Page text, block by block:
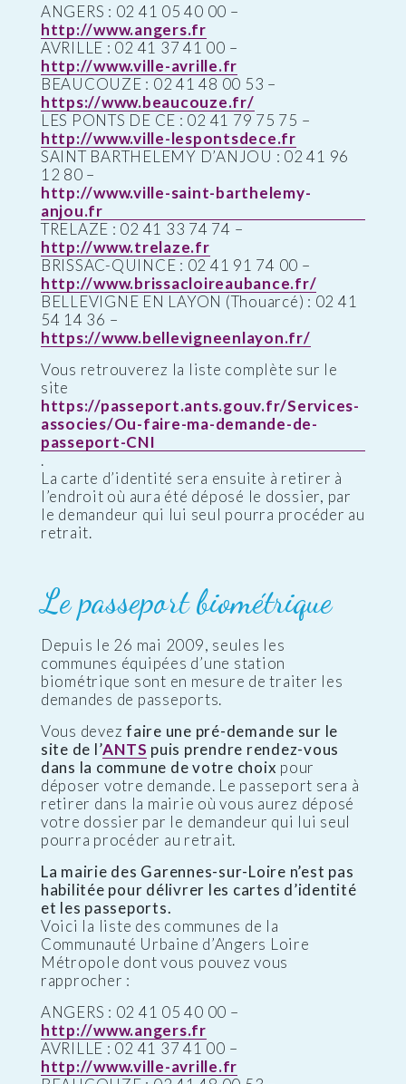
ANGERS : 02 41 05 40 00 –
http://www.angers.fr
AVRILLE : 02 41 37 41 00 –
http://www.ville-avrille.fr
BEAUCOUZE : 02 41 48 00 53 –
https://www.beaucouze.fr/
LES PONTS DE CE : 02 41 79 75 75 –
http://www.ville-lespontsdece.fr
SAINT BARTHELEMY D’ANJOU : 02 41 96
12 80 –
http://www.ville-saint-barthelemy-
anjou.fr
TRELAZE : 02 41 33 74 74 –
http://www.trelaze.fr
BRISSAC-QUINCE : 02 41 91 74 00 –
http://www.brissacloireaubance.fr/
BELLEVIGNE EN LAYON (Thouarcé) : 02 41
54 14 36 –
https://www.bellevigneenlayon.fr/
Vous retrouverez la liste complète sur le
site
https://passeport.ants.gouv.fr/Services-
associes/Ou-faire-ma-demande-de-
passeport-CNI
.
La carte d’identité sera ensuite à retirer à
l’endroit où aura été déposé le dossier, par
le demandeur qui lui seul pourra procéder au
retrait.
Le passeport biométrique
Depuis le 26 mai 2009, seules les
communes équipées d’une station
biométrique sont en mesure de traiter les
demandes de passeports.
Vous devezfaire une pré-demande sur le
site de l’ANTS puis prendre rendez-vous
dans la commune de votre choix pour
déposer votre demande. Le passeport sera à
retirer dans la mairie où vous aurez déposé
votre dossier par le demandeur qui lui seul
pourra procéder au retrait.
La mairie des Garennes-sur-Loire n’est pas
habilitée pour délivrer les cartes d’identité
et les passeports.
Voici la liste des communes de la
Communauté Urbaine d’Angers Loire
Métropole dont vous pouvez vous
rapprocher :
ANGERS : 02 41 05 40 00 –
http://www.angers.fr
AVRILLE : 02 41 37 41 00 –
http://www.ville-avrille.fr